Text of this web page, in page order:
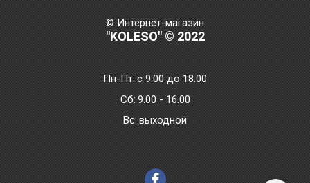
© Интернет-магазин
"KOLESO" © 2022
Пн-Пт:с 9.00 до 18.00
Сб: 9.00 - 16.00
Bc: выходной